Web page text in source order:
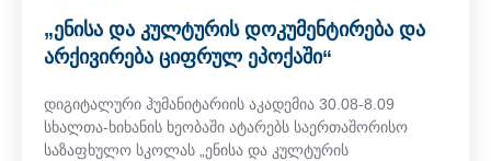
„ენისა და კულტურის დოკუმენტირება და
არქივირება ციფრულ ეპოქაში“
დიგიტალური ჰუმანიტარიის აკადემია 30.08-8.09
სხალთა-ხიხანის ხეობაში ატარებს საერთაშორისო
საზაფხულო სკოლას „ენისა და კულტურის